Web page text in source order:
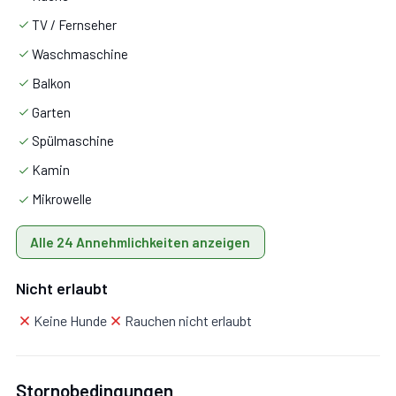
Wohnzimmer:Sessel, Esstisch, Doppel-Schlafsofa,
WiFi Internet, TV, Ausgang auf die Terrasse.
Schlafzimmer 1:
Schreibtisch.
Badezimmer 1:Waschbecken, WC, Bidet, Dusche, Fön,
Waschmaschine.
TV / Fernseher
Waschmaschine
Balkon
Garten
Spülmaschine
Kamin
Mikrowelle
Alle 24 Annehmlichkeiten anzeigen
Nicht erlaubt
Keine Hunde Rauchen nicht erlaubt
Stornobedingungen